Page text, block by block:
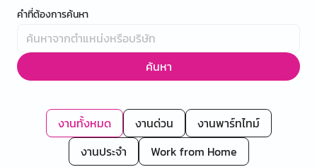
คำที่ต้องการค้นหา
ค้นหา
งานทั้งหมด งานด่วน
งานพาร์ทไทม์
งานประจำ
Work from Home